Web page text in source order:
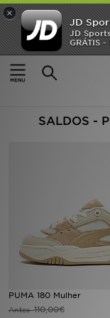
×
JD
JD
GRÁTIS
Página principal
3 produtos encontrados
SALDOS -
PUMA 180 Mulher
Antes110,00€
INÍCIO
Promoções
HOMEM
DESPORTO